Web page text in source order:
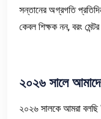
সন্তানের অগ্রগতি
কেবল শিক্ষক নন, বরং
২০২৬ সালে
২০২৬ সালকে আমরা বলছি